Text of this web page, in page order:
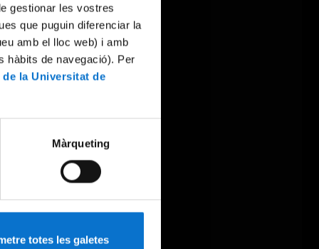
gestionar les vostres
que puguin diferenciar la
amb el lloc web) i amb
hàbits de navegació). Per
la Universitat de
Màrqueting
totes les galetes